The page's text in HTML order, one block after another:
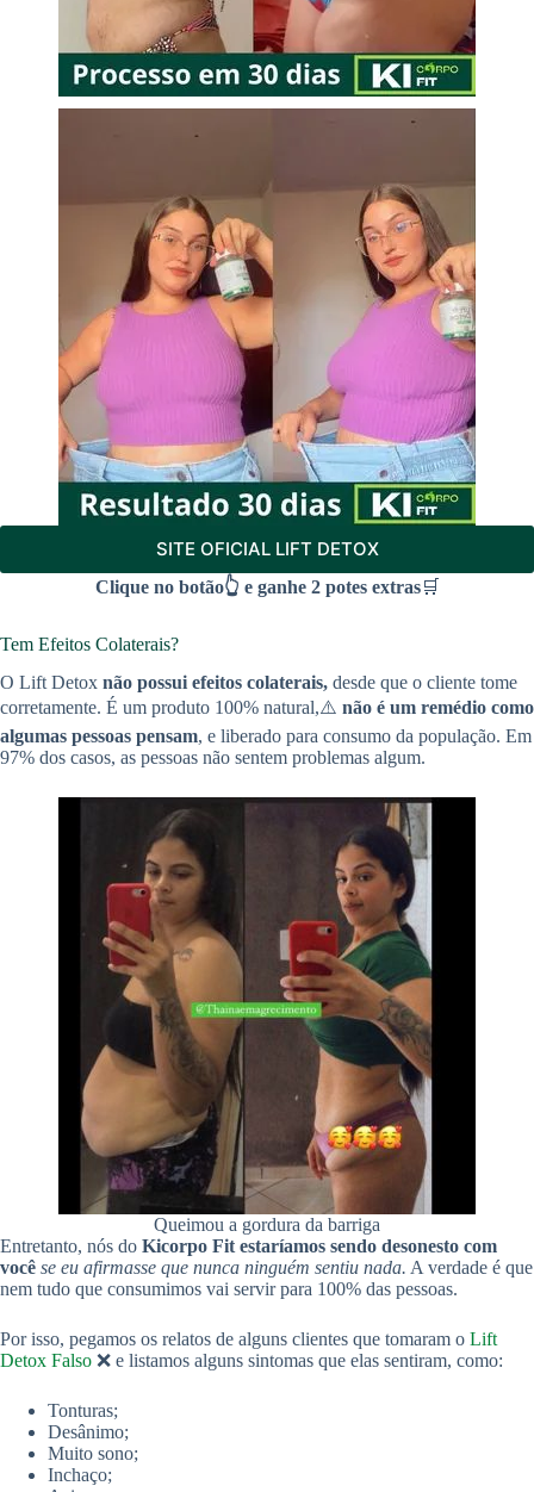
SITE OFICIAL LIFT DETOX
Clique no botão👆 e ganhe 2 potes extras🛒
Tem Efeitos Colaterais?
O Lift Detox não possui efeitos colaterais, desde que o cliente tome
corretamente. É um produto 100% natural,⚠️ não é um remédio como
algumas pessoas pensam, e liberado para consumo da população. Em
97% dos casos, as pessoas não sentem problemas algum.
Queimou a gordura da barriga
Entretanto, nós do Kicorpo Fit estaríamos sendo desonesto com
você se eu afirmasse que nunca ninguém sentiu nada. A verdade é que
nem tudo que consumimos vai servir para 100% das pessoas.
Por isso, pegamos os relatos de alguns clientes que tomaram o Lift
Detox Falso ❌ e listamos alguns sintomas que elas sentiram, como:
Tonturas;
Desânimo;
Muito sono;
Inchaço;